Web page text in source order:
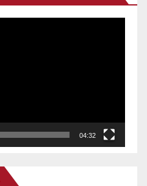
04:32